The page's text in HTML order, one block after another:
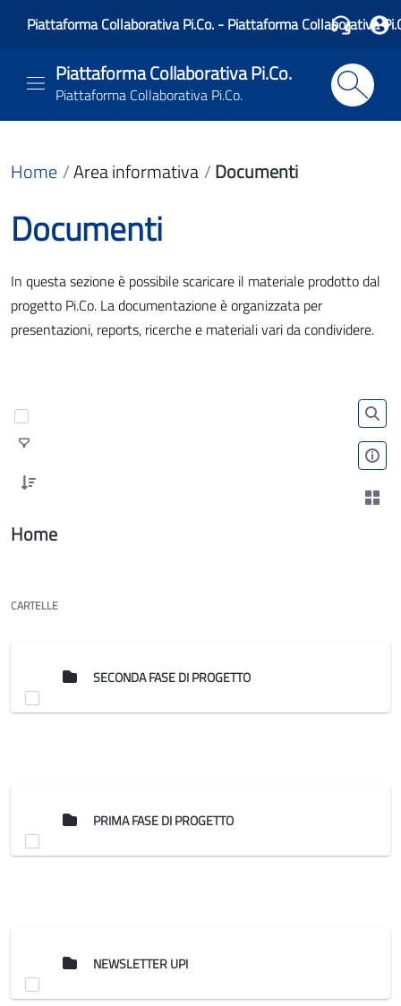
Piattaforma Collaborativa Pi.Co. - Piattaforma Collaborativa
Piattaforma Collaborativa Pi.Co.
Piattaforma Collaborativa Pi.Co.
Home Area informativa Documenti
Documenti
In questa sezione è possibile scaricare il materiale prodotto dal
progetto Pi.Co. La documentazione è organizzata per
presentazioni, reports, ricerche e materiali vari da condividere.
Home
CARTELLE
SECONDA FASE DI PROGETTO
PRIMA FASE DI PROGETTO
NEWSLETTER UPI